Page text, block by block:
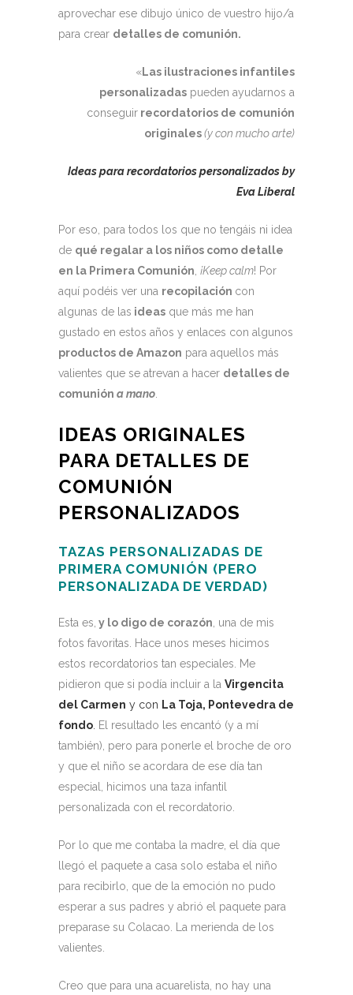
aprovechar ese dibujo único de vuestro hijo/a
para crear detalles de comunión.
«Las ilustraciones infantiles
personalizadas pueden ayudarnos a
conseguir recordatorios de comunión
originales(y con mucho arte)
Ideas para recordatorios personalizados by
Eva Liberal
Por eso, para todos los que no tengáis ni idea
de qué regalar a los niños como detalle
en la Primera Comunión ¡Keep calm! Por
aquí podéis ver una recopilación con
algunas de las ideas que más me han
gustado en estos años y enlaces con algunos
productos de Amazon para aquellos más
valientes que se atrevan a hacer detalles de
comunión a mano
IDEAS ORIGINALES
PARA DETALLES DE
COMUNIÓN
PERSONALIZADOS
TAZAS PERSONALIZADAS DE
PRIMERA COMUNIÓN (PERO
PERSONALIZADA DE VERDAD)
Esta es, y lo digo de corazón , una de mis
fotos favoritas. Hace unos meses hicimos
estos recordatorios tan especiales. Me
pidieron que si podía incluir a la Virgencita
del Carmen y con La Toja, Pontevedra de
fondo El resultado les encantó (y a mí
también), pero para ponerle el broche de oro
y que el niño se acordara de ese día tan
especial, hicimos una taza infantil
personalizada con el recordatorio.
Por lo que me contaba la madre, el día que
llegó el paquete a casa solo estaba el niño
para recibirlo, que de la emoción no pudo
esperar a sus padres y abrió el paquete para
preparase su Colacao. La merienda de los
valientes.
Creo que para una acuarelista, no hay una